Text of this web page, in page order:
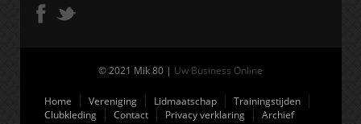
© 2021 Mik 80 | Uw Business Online
Home Vereniging Lidmaatschap
Trainingstijden
Clubkleding
Contact Privacy verklaring Archief